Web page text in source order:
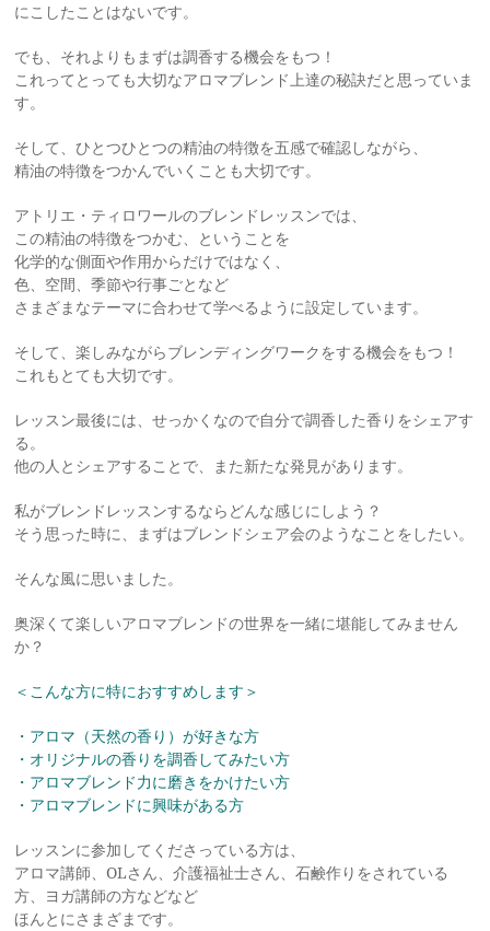
にこしたことはないです。
でも、それよりもまずは調香する機会をもつ！
これってとっても大切なアロマブレンド上達の秘訣だと思っていま
す。
そして、ひとつひとつの精油の特徴を五感で確認しながら、
精油の特徴をつかんでいくことも大切です。
アトリエ・ティロワールのブレンドレッスンでは、
この精油の特徴をつかむ、ということを
化学的な側面や作用からだけではなく、
色、空間、季節や行事ごとなど
さまざまなテーマに合わせて学べるように設定しています。
そして、楽しみながらブレンディングワークをする機会をもつ！
これもとても大切です。
レッスン最後には、せっかくなので自分で調香した香りをシェアす
る。
他の人とシェアすることで、また新たな発見があります。
私がブレンドレッスンするならどんな感じにしよう？
そう思った時に、まずはブレンドシェア会のようなことをしたい。
そんな風に思いました。
奥深くて楽しいアロマブレンドの世界を一緒に堪能してみません
か？
＜こんな方に特におすすめします＞
・アロマ（天然の香り）が好きな方
・オリジナルの香りを調香してみたい方
・アロマブレンド力に磨きをかけたい方
・アロマブレンドに興味がある方
レッスンに参加してくださっている方は、
アロマ講師、OLさん、介護福祉士さん、石鹸作りをされている
方、ヨガ講師の方などなど
ほんとにさまざまです。